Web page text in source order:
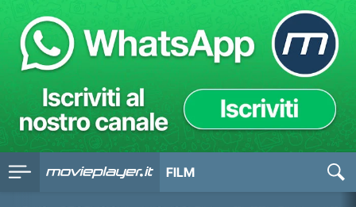
FILM